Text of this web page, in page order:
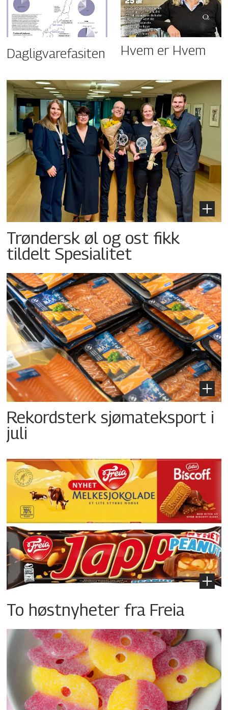
Dagligvarefasiten Hvem er Hvem
Trøndersk øl og ost fikk
tildelt Spesialitet
Rekordsterk sjømateksport i
juli
To høstnyheter fra Freia